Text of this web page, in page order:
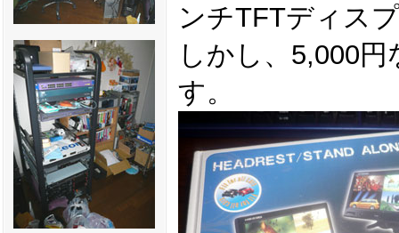
ンチTFTディス
しかし、5,000
す。